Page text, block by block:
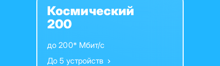
Космический
200
до 200* Мбит/с
До 5 устройств